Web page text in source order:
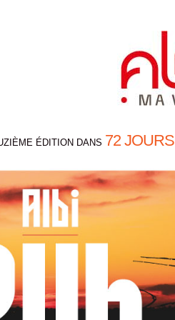
ÉDITION DANS 72 JOURS